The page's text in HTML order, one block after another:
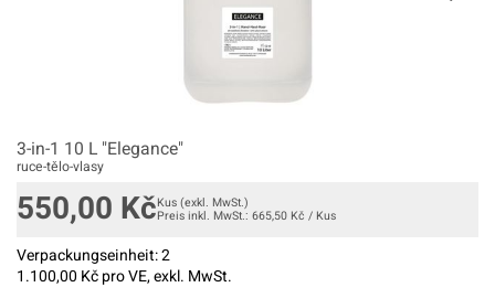
3-in-1 10 L "Elegance"
ruce-tělo-vlasy
550,00 KčKus (exkl. MwSt.)
Preis inkl. MwSt.: 665,50 Kč / Kus
Verpackungseinheit:2
1.100,00 Kč pro VE, exkl. MwSt.